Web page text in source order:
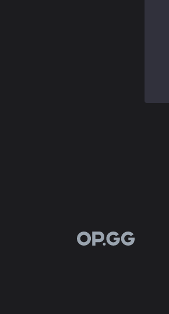
OP.GG